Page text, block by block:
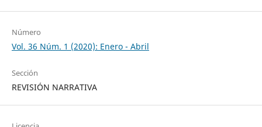
Número
Vol. 36 Núm. 1 (2020): Enero - Abril
Sección
REVISIÓN NARRATIVA